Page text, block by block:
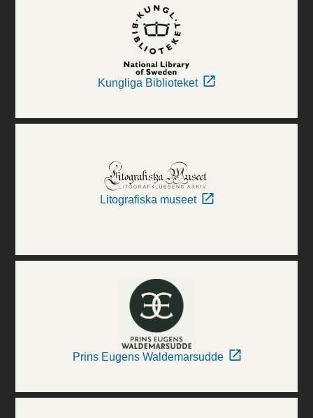
Kungliga Biblioteket
Litografiska museet
Prins Eugens Waldemarsudde